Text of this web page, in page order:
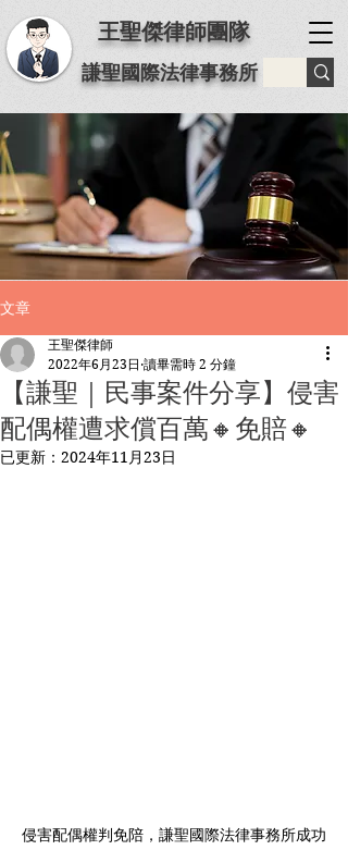
王聖傑律師團隊
謙聖國際法律事務所
文章
【謙聖｜民事案件分享】️侵害
配偶權遭求償百萬🔸免賠🔸️
王聖傑律師
2022年6月23日 讀畢需時 2 分鐘
已更新： 2024年11月23日
侵害配偶權判免陪，謙聖國際法律事務所成功